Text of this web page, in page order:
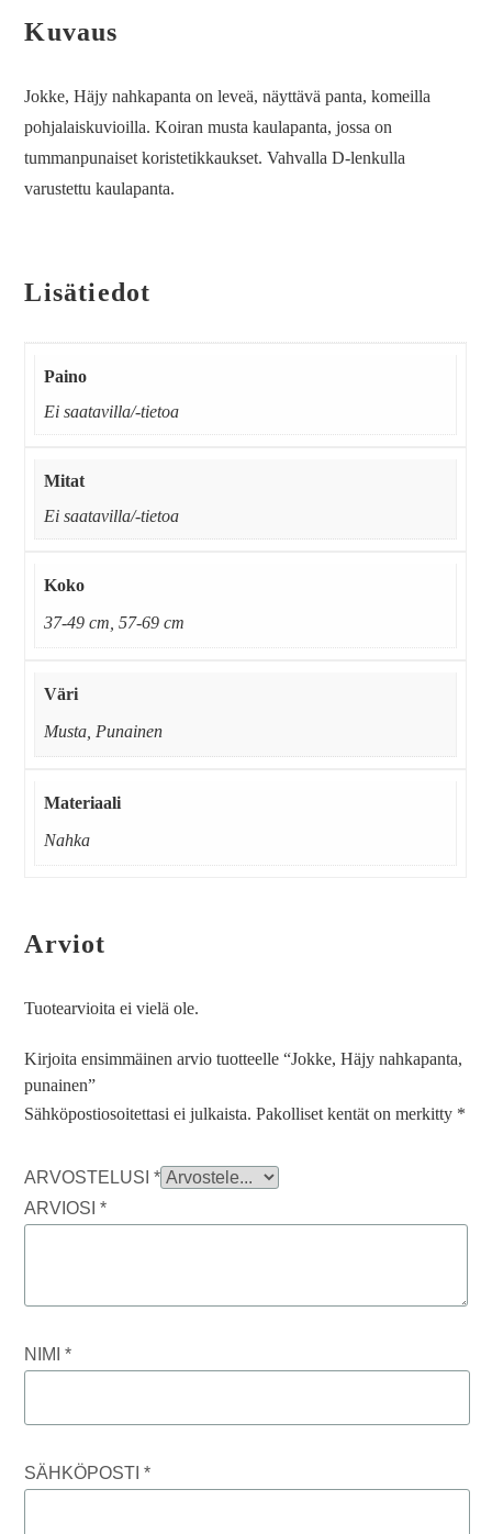
Kuvaus
Jokke, Häjy nahkapanta on leveä, näyttävä panta, komeilla
pohjalaiskuvioilla. Koiran musta kaulapanta, jossa on
tummanpunaiset koristetikkaukset. Vahvalla D-lenkulla
varustettu kaulapanta.
Lisätiedot
Paino
Ei saatavilla/-tietoa
Mitat
Ei saatavilla/-tietoa
Koko
37-49 cm, 57-69 cm
Väri
Musta, Punainen
Materiaali
Nahka
Arviot
Tuotearvioita ei vielä ole.
Kirjoita ensimmäinen arvio tuotteelle “Jokke, Häjy nahkapanta,
punainen”
Sähköpostiosoitettasi ei julkaista. Pakolliset kentät on merkitty *
ARVOSTELUSI*
ARVIOSI*
NIMI*
SÄHKÖPOSTI*